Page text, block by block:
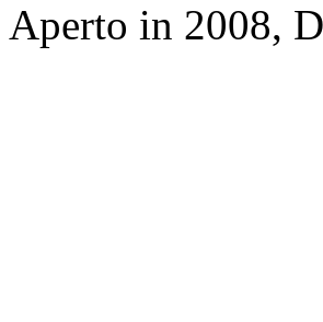
Aperto in 2008,